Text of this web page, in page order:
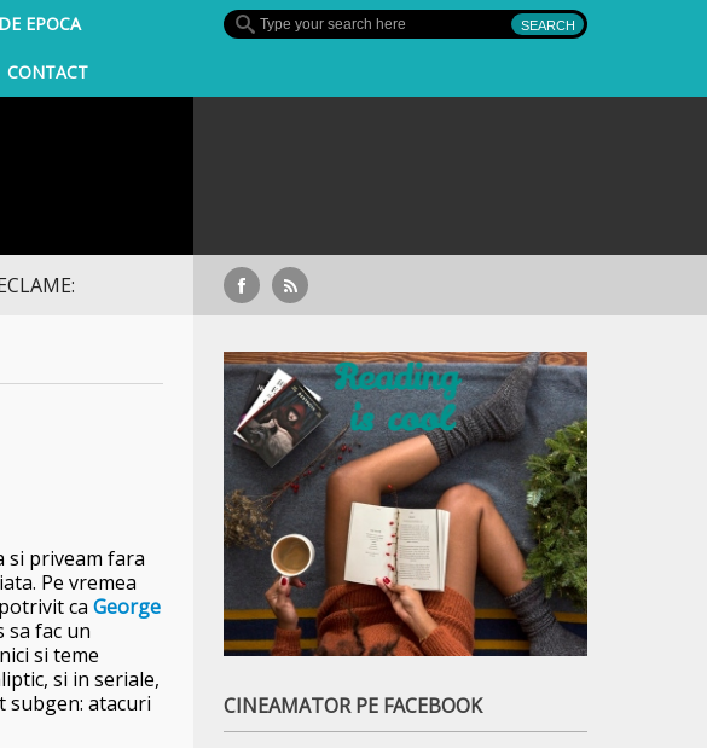
EPOCA
CONTACT
descoperă noua colecție extinsă de titluri pe Focus+
si priveam fara
Pe vremea
ca George
sa fac un
si teme
si in seriale,
subgen: atacuri
CINEAMATOR PE FACEBOOK